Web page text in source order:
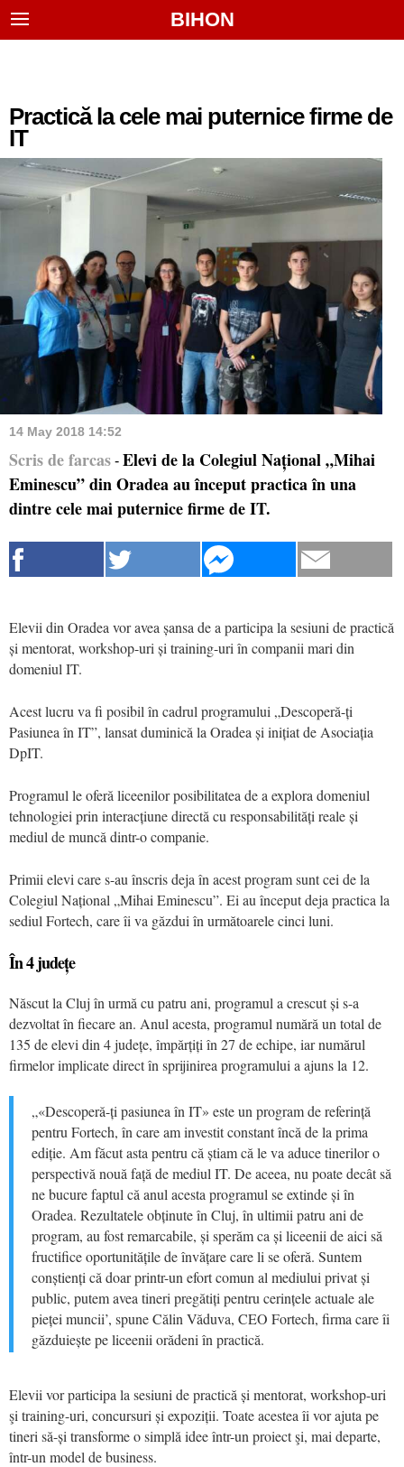
BIHON
Practică la cele mai puternice firme de
IT
14 May 2018 14:52
Scris de farcas - Elevi de la Colegiul Național „Mihai
Eminescu” din Oradea au început practica în una
dintre cele mai puternice firme de IT.
Elevii din Oradea vor avea șansa de a participa la sesiuni de practică
și mentorat, workshop-uri și training-uri în companii mari din
domeniul IT.
Acest lucru va fi posibil în cadrul programului „Descoperă-ți
Pasiunea în IT”, lansat duminică la Oradea și inițiat de Asociația
DpIT.
Programul le oferă liceenilor posibilitatea de a explora domeniul
tehnologiei prin interacțiune directă cu responsabilități reale și
mediul de muncă dintr-o companie.
Primii elevi care s-au înscris deja în acest program sunt cei de la
Colegiul Național „Mihai Eminescu”. Ei au început deja practica la
sediul Fortech, care îi va găzdui în următoarele cinci luni.
În 4 județe
Născut la Cluj în urmă cu patru ani, programul a crescut și s-a
dezvoltat în fiecare an. Anul acesta, programul numără un total de
135 de elevi din 4 județe, împărțiți în 27 de echipe, iar numărul
firmelor implicate direct în sprijinirea programului a ajuns la 12.
„«Descoperă-ți pasiunea în IT» este un program de referință
pentru Fortech, în care am investit constant încă de la prima
ediție. Am făcut asta pentru că știam că le va aduce tinerilor o
perspectivă nouă față de mediul IT. De aceea, nu poate decât să
ne bucure faptul că anul acesta programul se extinde și în
Oradea. Rezultatele obținute în Cluj, în ultimii patru ani de
program, au fost remarcabile, și sperăm ca și liceenii de aici să
fructifice oportunitățile de învățare care li se oferă. Suntem
conștienți că doar printr-un efort comun al mediului privat și
public, putem avea tineri pregătiți pentru cerințele actuale ale
pieței muncii’, spune Călin Văduva, CEO Fortech, firma care îi
găzduiește pe liceenii orădeni în practică.
Elevii vor participa la sesiuni de practică și mentorat, workshop-uri
şi training-uri, concursuri și expoziții. Toate acestea îi vor ajuta pe
tineri să-și transforme o simplă idee într-un proiect şi, mai departe,
într-un model de business.